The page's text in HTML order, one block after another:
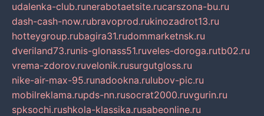
udalenka-club.runerabotaetsite.rucarszona-bu.ru
dash-cash-now.rubravoprod.rukinozadrot13.ru
hotteygroup.rubagira31.rudommarketnsk.ru
dveriland73.runis-glonass51.ruveles-doroga.rutb02.ru
vrema-zdorov.ruvelonik.rusurgutgloss.ru
nike-air-max-95.runadookna.rulubov-pic.ru
mobilreklama.rupds-nn.rusocrat2000.ruvgurin.ru
spksochi.rushkola-klassika.rusabeonline.ru